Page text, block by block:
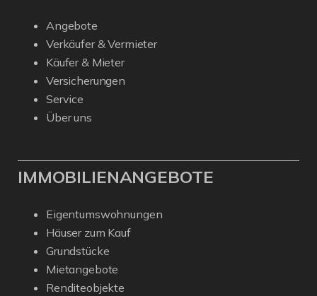
Angebote
Verkäufer & Vermieter
Käufer & Mieter
Versicherungen
Service
Über uns
IMMOBILIENANGEBOTE
Eigentumswohnungen
Häuser zum Kauf
Grundstücke
Mietangebote
Renditeobjekte